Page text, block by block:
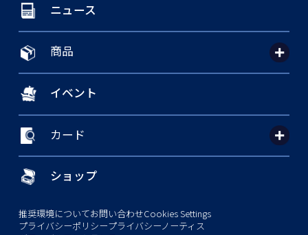
ニュース
商品
イベント
カード
ショップ
推奨環境についてお問い合わせCookies Settings
プライバシーポリシープライバシーノーティス